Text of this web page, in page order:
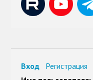
Вход Регистрация